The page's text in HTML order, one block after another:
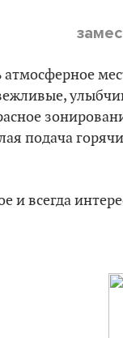
атмосферное
подача
и всегда